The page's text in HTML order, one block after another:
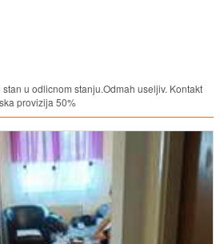
u odlicnom stanju.Odmah useljiv. Kontakt
provizija 50%